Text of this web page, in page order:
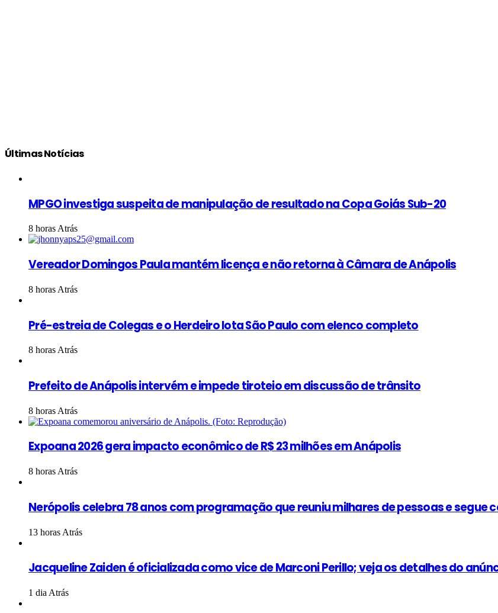
Últimas Notícias
MPGO investiga suspeita de manipulação de resultado na Copa Goiás Sub-20
8 horas Atrás
Vereador Domingos Paula mantém licença e não retorna à Câmara de Anápolis
8 horas Atrás
Pré-estreia de Colegas e o Herdeiro lota São Paulo com elenco completo
8 horas Atrás
Prefeito de Anápolis intervém e impede tiroteio em discussão de trânsito
8 horas Atrás
Expoana 2026 gera impacto econômico de R$ 23 milhões em Anápolis
8 horas Atrás
Nerópolis celebra 78 anos com programação que reuniu milhares de pessoas e
13 horas Atrás
Jacqueline Zaiden é oficializada como vice de Marconi Perillo; veja os detalhes do
1 dia Atrás